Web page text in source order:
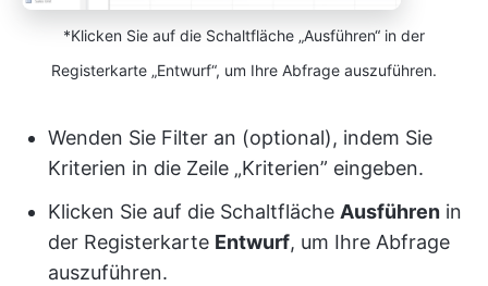
*Klicken Sie auf die Schaltfläche „Ausführen“ in der
Registerkarte „Entwurf“, um Ihre Abfrage auszuführen.
Wenden Sie Filter an (optional), indem Sie
Kriterien in die Zeile „Kriterien” eingeben.
Klicken Sie auf die Schaltfläche Ausführen in
der Registerkarte Entwurf, um Ihre Abfrage
auszuführen.